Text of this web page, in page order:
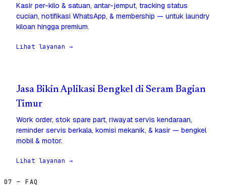
Kasir per-kilo & satuan, antar-jemput, tracking status
cucian, notifikasi WhatsApp, & membership — untuk laundry
kiloan hingga premium.
Lihat layanan →
Jasa Bikin Aplikasi Bengkel di Seram Bagian
Timur
Work order, stok spare part, riwayat servis kendaraan,
reminder servis berkala, komisi mekanik, & kasir — bengkel
mobil & motor.
Lihat layanan →
07 — FAQ